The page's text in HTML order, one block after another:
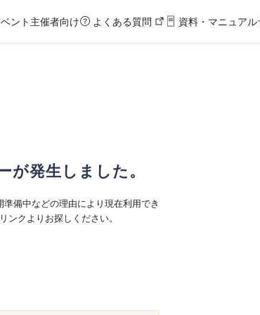
ント主催者向け よくある質問 資料・マニュアル
が発生しました。
備中などの理由により現在利用でき
ンクよりお探しください。